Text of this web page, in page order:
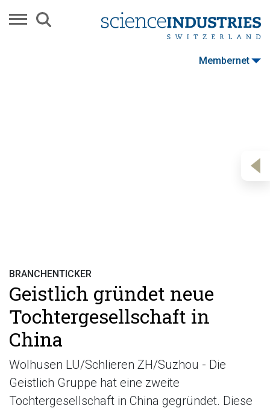
Membernet
BRANCHENTICKER
Geistlich gründet neue
Tochtergesellschaft in
China
Wolhusen LU/Schlieren ZH/Suzhou - Die
Geistlich Gruppe hat eine zweite
Tochtergesellschaft in China gegründet. Diese